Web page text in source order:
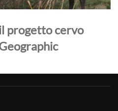
progetto cervo